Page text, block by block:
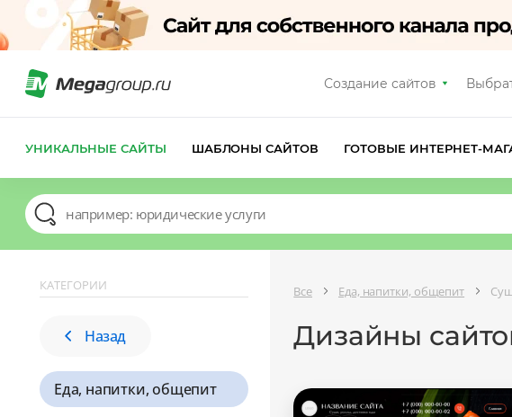
Создание сайтов
УНИКАЛЬНЫЕ САЙТЫ ШАБЛОНЫ САЙТОВ ГОТОВЫЕ ИНТЕРНЕТ-
КАТЕГОРИИ
Назад
Еда, напитки, общепит
Все Еда, напитки, общепит
Дизайны